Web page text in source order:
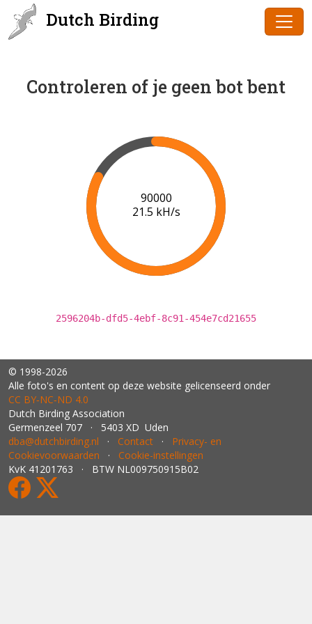
Dutch Birding
Controleren of je geen bot bent
91000
21.5 kH/s
2596204b-dfd5-4ebf-8c91-454e7cd21655
© 1998-2026
Alle foto's en content op deze website gelicenseerd onder
CC BY‑NC‑ND 4.0
Dutch Birding Association
Germenzeel 707 · 5403 XD Uden
dba@dutchbirding.nl · Contact · Privacy- en
Cookievoorwaarden · Cookie-instellingen
KvK 41201763 · BTW NL009750915B02